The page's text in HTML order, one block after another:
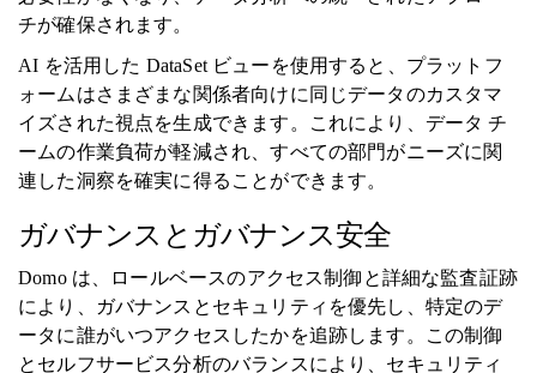
チが確保されます。
AI を活用した DataSet ビューを使用すると、プラットフ
ォームはさまざまな関係者向けに同じデータのカスタマ
イズされた視点を生成できます。これにより、データ チ
ームの作業負荷が軽減され、すべての部門がニーズに関
連した洞察を確実に得ることができます。
ガバナンスとガバナンス安全
Domo は、ロールベースのアクセス制御と詳細な監査証跡
により、ガバナンスとセキュリティを優先し、特定のデ
ータに誰がいつアクセスしたかを追跡します。この制御
とセルフサービス分析のバランスにより、セキュリティ